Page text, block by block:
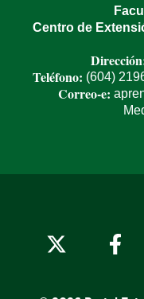
Centro de
Teléfono: (604)
Correo-e: